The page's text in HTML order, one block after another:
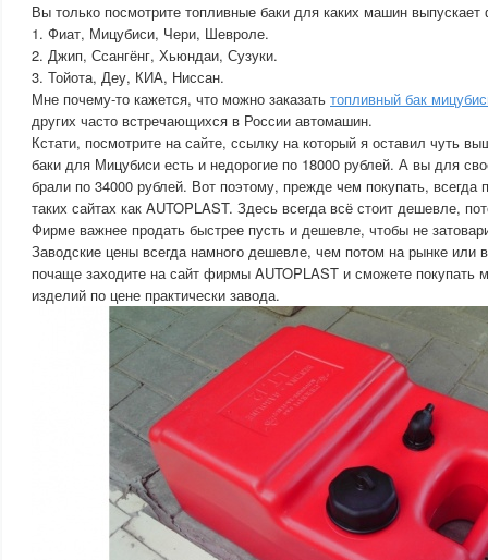
Вы только посмотрите топливные баки для каких машин
1. Фиат, Мицубиси, Чери, Шевроле.
2. Джип, Ссангёнг, Хьюндаи, Сузуки.
3. Тойота, Деу, КИА, Ниссан.
Мне почему-то кажется, что можно заказать топливный бак
других часто встречающихся в России автомашин.
Кстати, посмотрите на сайте, ссылку на который я оставил чуть
баки для Мицубиси есть и недорогие по 18000 рублей. А вы для
брали по 34000 рублей. Вот поэтому, прежде чем покупать, всегда
таких сайтах как AUTOPLAST. Здесь всегда всё стоит дешевле,
Фирме важнее продать быстрее пусть и дешевле, чтобы не
Заводские цены всегда намного дешевле, чем потом на рынке или
почаще заходите на сайт фирмы AUTOPLAST и сможете покупать
изделий по цене практически завода.